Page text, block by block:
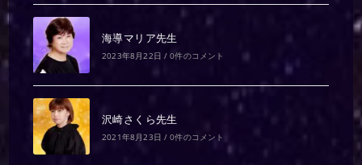
海導マリア先生
2023年8月22日 / 0件のコメント
沢崎さくら先生
2021年8月23日 / 0件のコメント